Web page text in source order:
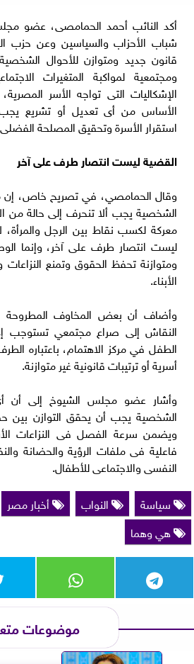
أكد النائب أحمد الحمامصى، عضو
شباب الأحزاب والسياسين وعن حزب
قانون جديد ومتوازن للأحوال
ومجتمعية لمواكبة المتغيرات
الإشكاليات التى تواجه الأسر
الأساس من أى تعديل أو تشريع
استقرار الأسرة وتحقيق المصلحة
القضية ليست انتصار طرف على آخر
وقال الحمامصي، في تصريح خاص، إن
الشخصية يجب ألا تنحرف إلى حالة من
معركة لكسب نقاط بين الرجل
ليست انتصار طرف على آخر، وإنما
ومتوازنة تحفظ الحقوق وتمنع النزاعات
الأبناء.
وأضاف أن بعض المخاوف المطروحة
النقاش إلى صراع مجتمعي تستوجب
الطفل في مركز الاهتمام، باعتباره
أسرية أو ترتيبات قانونية غير متوازنة.
وأشار عضو مجلس الشيوخ إلى أن
الشخصية يجب أن يحقق التوازن بين
ويضمن سرعة الفصل فى النزاعات
فاعلية فى ملفات الرؤية والحضانة
النفسى والاجتماعى للأطفال.
سياسة
النواب أخبار مصر
هي وهما
موضوعات